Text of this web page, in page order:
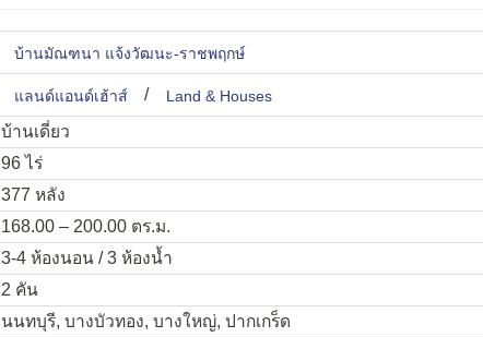
บ้านมัณฑนา แจ้งวัฒนะ-ราชพฤกษ์
แลนด์แอนด์เฮ้าส์ / Land & Houses
บ้านเดี่ยว
96 ไร่
377 หลัง
168.00 – 200.00 ตร.ม.
3-4 ห้องนอน / 3 ห้องน้ำ
2 คัน
นนทบุรี, บางบัวทอง, บางใหญ่, ปากเกร็ด